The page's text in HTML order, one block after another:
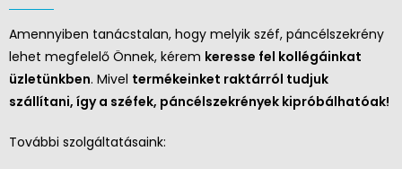
Amennyiben tanácstalan, hogy melyik széf, páncélszekrény
lehet megfelelő Önnek, kérem keresse fel kollégáinkat
üzletünkben. Mivel termékeinket raktárról tudjuk
szállítani, így a széfek, páncélszekrények kipróbálhatóak!
További szolgáltatásaink: